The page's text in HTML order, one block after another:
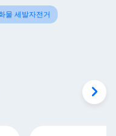
물 세발자전거